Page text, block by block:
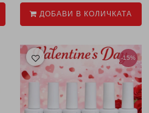
ДОБАВИ В КОЛИЧКАТА
-15%